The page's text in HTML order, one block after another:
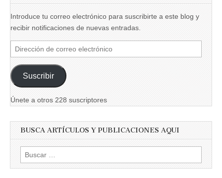
Introduce tu correo electrónico para suscribirte a este blog y
recibir notificaciones de nuevas entradas.
Dirección
de
correo
electrónico
Suscribir
Únete a otros 228 suscriptores
BUSCA ARTÍCULOS Y PUBLICACIONES AQUI
Buscar: